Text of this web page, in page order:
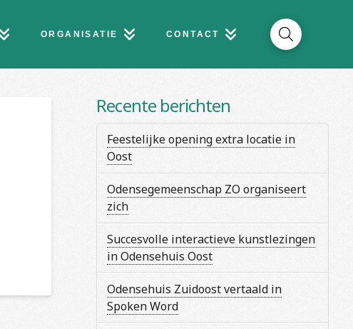
ORGANISATIE CONTACT
Recente berichten
Feestelijke opening extra locatie in
Oost
Odensegemeenschap ZO organiseert
zich
Succesvolle interactieve kunstlezingen
in Odensehuis Oost
Odensehuis Zuidoost vertaald in
Spoken Word